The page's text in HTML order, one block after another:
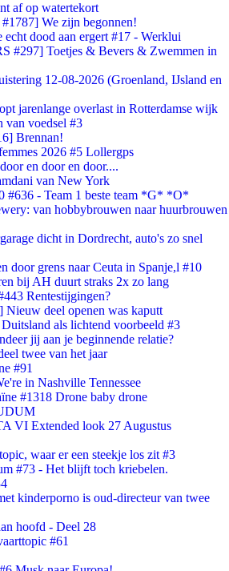
af op watertekort
We zijn begonnen!
echt dood aan ergert #17 - Werklui
#297] Toetjes & Bevers & Zwemmen in
12-08-2026 (Groenland, IJsland en
jarenlange overlast in Rotterdamse wijk
van voedsel #3
Brennan!
2026 #5 Lollergps
en door en door....
van New York
#636 - Team 1 beste team *G* *O*
van hobbybrouwen naar huurbrouwen
dicht in Dordrecht, auto's zo snel
door grens naar Ceuta in Spanje,l #10
bij AH duurt straks 2x zo lang
Rentestijgingen?
deel openen was kaputt
als lichtend voorbeeld #3
jij aan je beginnende relatie?
twee van het jaar
#91
in Nashville Tennessee
#1318 Drone baby drone
VI Extended look 27 Augustus
waar er een steekje los zit #3
#73 - Het blijft toch kriebelen.
kinderporno is oud-directeur van twee
hoofd - Deel 28
#61